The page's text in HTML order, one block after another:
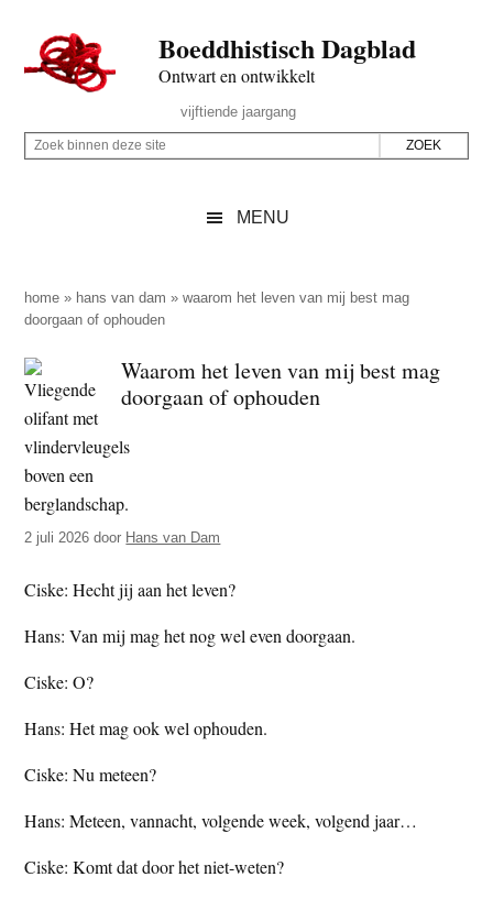
naar
de
inhoud
secondary
naar
de
sidebar
naar
de
Boeddhistisch Dagblad
Ontwart en ontwikkelt
Rechts
vijftiende jaargang
Z
p
d
e
z
e
s
i
t
e
Z
i
n
e
n
d
e
z
e
s
t
e
MENU
home » hans van dam »waarom het leven van mij best mag
doorgaan of ophouden
Waarom het leven van mij best mag
doorgaan of ophouden
2 juli 2026 door Hans van Dam
Ciske: Hecht jij aan het leven?
Hans: Van mij mag het nog wel even doorgaan.
Ciske: O?
Hans: Het mag ook wel ophouden.
Ciske: Nu meteen?
Hans: Meteen, vannacht, volgende week, volgend jaar…
Ciske: Komt dat door het niet-weten?